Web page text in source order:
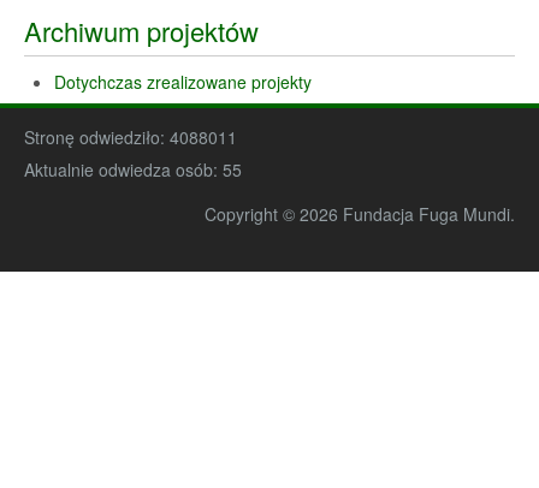
Archiwum projektów
Dotychczas zrealizowane projekty
Stronę odwiedziło: 4088011
Aktualnie odwiedza osób: 55
Copyright © 2026 Fundacja Fuga Mundi.